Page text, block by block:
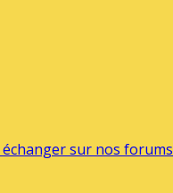
échanger sur nos forums